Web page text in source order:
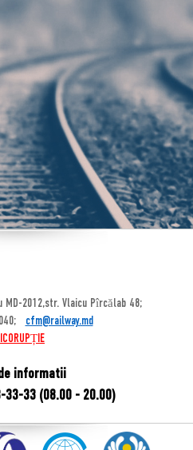
MD-2012,str. Vlaicu Pîrcălab 48;
cfm@railway.md
informatii
33 (08.00 - 20.00)